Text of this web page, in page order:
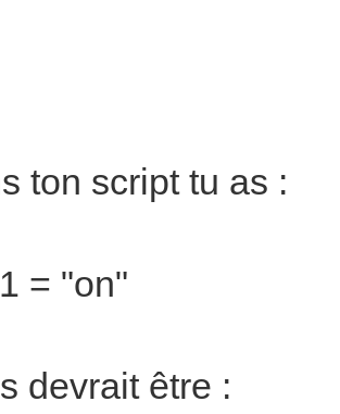
ton script tu as :
= "on"
devrait être :